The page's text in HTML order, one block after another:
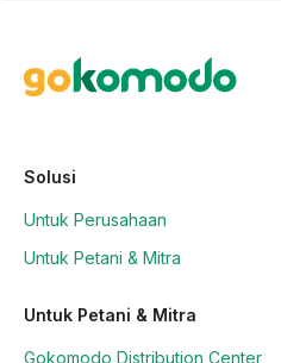
Solusi
Untuk Perusahaan
Untuk Petani & Mitra
Untuk Petani & Mitra
Gokomodo Distribution Center